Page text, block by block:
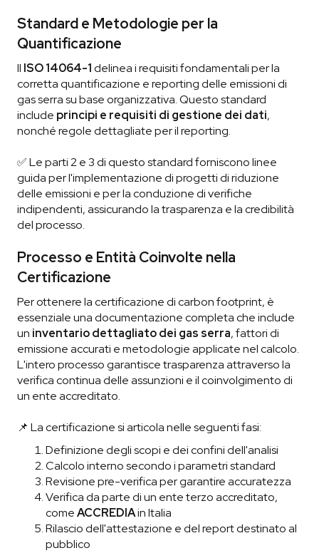
Standard e Metodologie per la
Quantificazione
Il ISO 14064-1delinea i requisiti fondamentali per la
corretta quantificazione e reporting delle emissioni di
gas serra su base organizzativa. Questo standard
include principi e requisiti di gestione dei dati,
nonché regole dettagliate per il reporting.
✅ Le parti 2 e 3 di questo standard forniscono linee
guida per l'implementazione di progetti di riduzione
delle emissioni e per la conduzione di verifiche
indipendenti, assicurando la trasparenza e la credibilità
del processo.
Processo e Entità Coinvolte nella
Certificazione
Per ottenere la certificazione di carbon footprint, è
essenziale una documentazione completa che include
un inventario dettagliato dei gas serra, fattori di
emissione accurati e metodologie applicate nel calcolo.
L'intero processo garantisce trasparenza attraverso la
verifica continua delle assunzioni e il coinvolgimento di
un ente accreditato.
📌 La certificazione si articola nelle seguenti fasi:
Definizione degli scopi e dei confini dell'analisi
Calcolo interno secondo i parametri standard
Revisione pre-verifica per garantire accuratezza
Verifica da parte di un ente terzo accreditato,
comeACCREDIAin Italia
Rilascio dell'attestazione e del report destinato al
pubblico